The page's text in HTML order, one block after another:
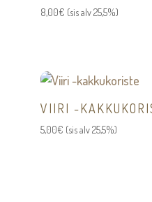
8,00€ (sis alv 25,5%)
VIIRI -
5,00€ (sis alv 25,5%)